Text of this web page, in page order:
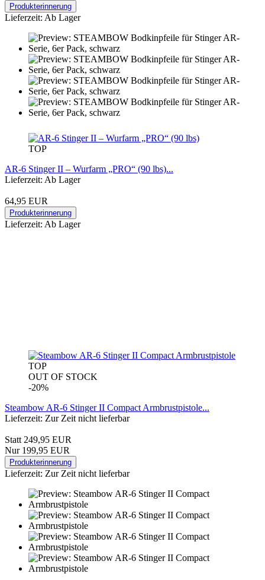
Produkterinnerung
Lieferzeit: Ab Lager
TOP
AR-6 Stinger II – Wurfarm „PRO“ (90 lbs)...
Lieferzeit: Ab Lager
64,95 EUR
Produkterinnerung
Lieferzeit: Ab Lager
TOP
OUT OF STOCK
-20%
Steambow AR-6 Stinger II Compact Armbrustpistole...
Lieferzeit: Zur Zeit nicht lieferbar
Statt 249,95 EUR
Nur 199,95 EUR
Produkterinnerung
Lieferzeit: Zur Zeit nicht lieferbar